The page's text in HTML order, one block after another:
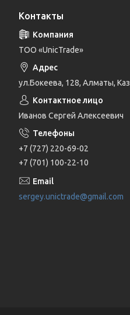
Контакты
ТОО «UnicTrade»
ул.Бокеева, 128, Алматы,
Иванов Сергей Алексеевич
+7 (727) 220-69-02
+7 (701) 100-22-10
sergey.unictrade@gmail.com